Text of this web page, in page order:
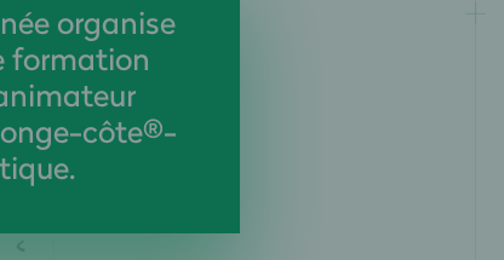
organise
formation
côte®-